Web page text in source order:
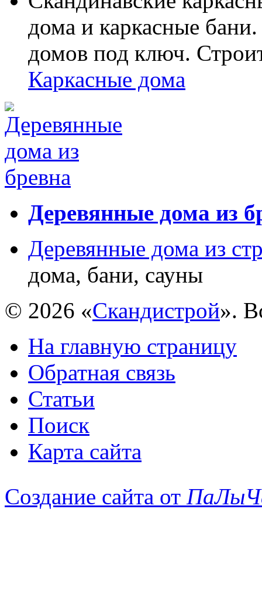
дома и каркасные
домов под ключ.
Каркасные дома
Деревянные дома из
Деревянные дома из
дома, бани, сауны
© 2026 «Скандистрой».
На главную страницу
Обратная связь
Статьи
Поиск
Карта сайта
Создание сайта от